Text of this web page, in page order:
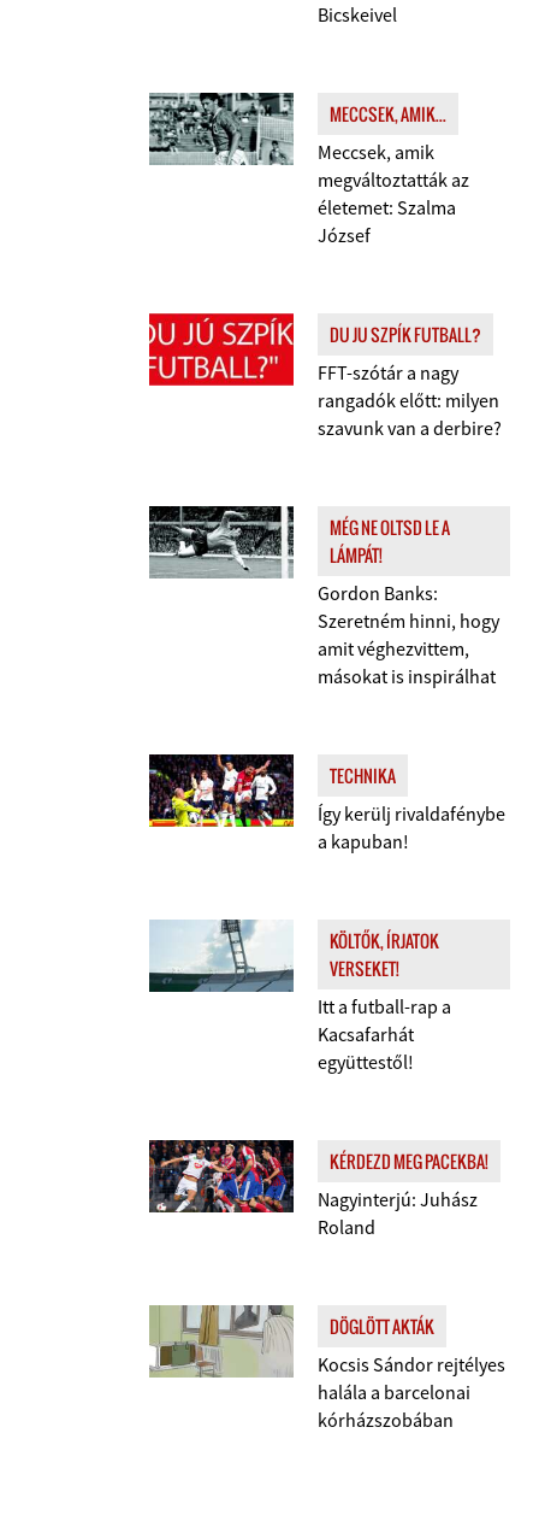
Bicskeivel
MECCSEK, AMIK...
Meccsek, amik
megváltoztatták az
életemet: Szalma
József
DU JU SZPÍK FUTBALL?
FFT-szótár a nagy
rangadók előtt: milyen
szavunk van a derbire?
MÉG NE OLTSD LE A
LÁMPÁT!
Gordon Banks:
Szeretném hinni, hogy
amit véghezvittem,
másokat is inspirálhat
TECHNIKA
Így kerülj rivaldafénybe
a kapuban!
KÖLTŐK, ÍRJATOK
VERSEKET!
Itt a futball-rap a
Kacsafarhát
együttestől!
KÉRDEZD MEG PACEKBA!
Nagyinterjú: Juhász
Roland
DÖGLÖTT AKTÁK
Kocsis Sándor rejtélyes
halála a barcelonai
kórházszobában